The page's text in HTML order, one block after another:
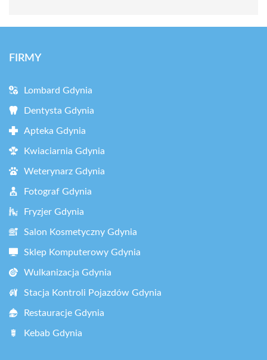
FIRMY
Lombard Gdynia
Dentysta Gdynia
Apteka Gdynia
Kwiaciarnia Gdynia
Weterynarz Gdynia
Fotograf Gdynia
Fryzjer Gdynia
Salon Kosmetyczny Gdynia
Sklep Komputerowy Gdynia
Wulkanizacja Gdynia
Stacja Kontroli Pojazdów Gdynia
Restauracje Gdynia
Kebab Gdynia